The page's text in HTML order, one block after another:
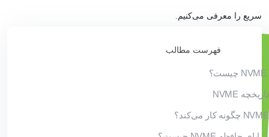
سریع را معرفی می‌کنیم.
فهرست مطالب
تاریخچه NVME
NVME چگونه کار می‌کند؟